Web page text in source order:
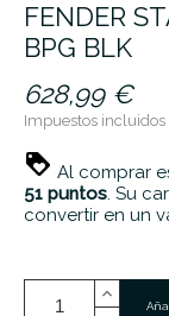
FENDER
BPG BLK
628,99 €
Impuestos incluidos
Al comprar
51 puntos. Su
convertir en un